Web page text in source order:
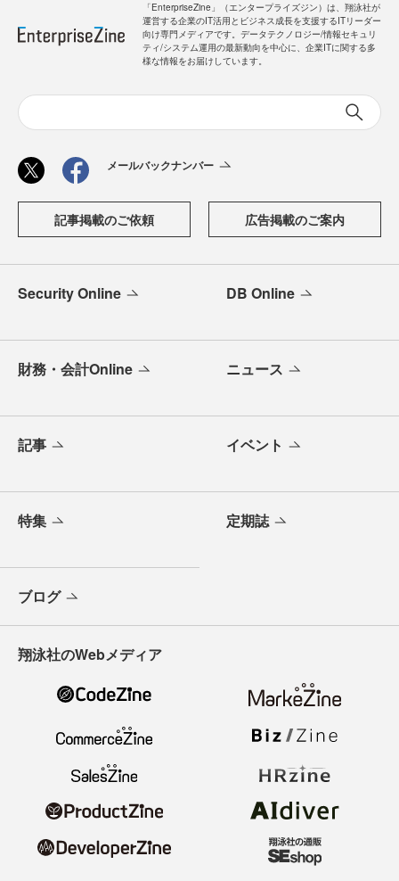
「EnterpriseZine」（エンタープライズジン）は、翔泳社が
運営する企業のIT活用とビジネス成長を支援するITリーダー
向け専門メディアです。データテクノロジー/情報セキュリ
ティ/システム運用の最新動向を中心に、企業ITに関する多
様な情報をお届けしています。
メールバックナンバー
記事掲載のご依頼 広告掲載のご案内
Security Online DB Online
財務・会計Online ニュース
記事 イベント
特集 定期誌
ブログ
翔泳社のWebメディア